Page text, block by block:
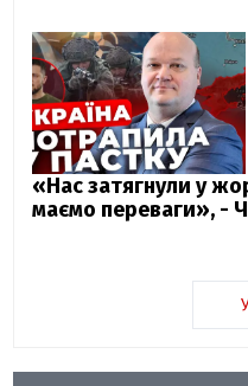
«Нас затягнули у
маємо переваги», -